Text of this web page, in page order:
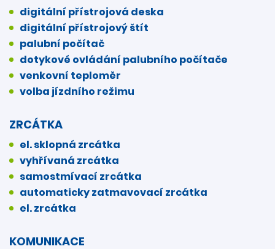
digitální přístrojová deska
digitální přístrojový štít
palubní počítač
dotykové ovládání palubního počítače
venkovní teploměr
volba jízdního režimu
ZRCÁTKA
el. sklopná zrcátka
vyhřívaná zrcátka
samostmívací zrcátka
automaticky zatmavovací zrcátka
el. zrcátka
KOMUNIKACE